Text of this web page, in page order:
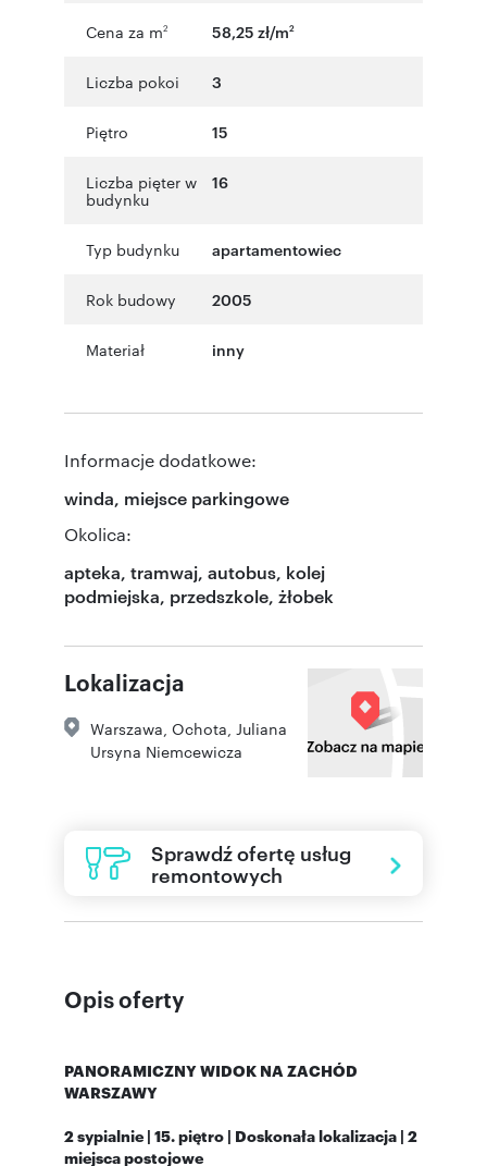
Cena za m2 58,25 zł/m2
Liczba pokoi 3
Piętro 15
Liczba pięter w
budynku
16
Typ budynku apartamentowiec
Rok budowy 2005
Materiał inny
Informacje dodatkowe:
winda, miejsce parkingowe
Okolica:
apteka, tramwaj, autobus, kolej
podmiejska, przedszkole, żłobek
Lokalizacja
Warszawa Ochota Juliana
Ursyna Niemcewicza
Sprawdź ofertę usług
remontowych
Opis oferty
PANORAMICZNY WIDOK NA ZACHÓD
WARSZAWY
2 sypialnie | 15. piętro | Doskonała lokalizacja | 2
miejsca postojowe